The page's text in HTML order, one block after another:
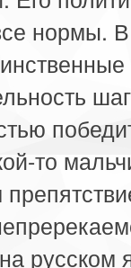
нормы. В
то
русском